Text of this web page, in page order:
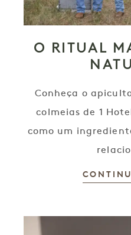
O RITUAL
Conheça o
colmeias de 1
como um